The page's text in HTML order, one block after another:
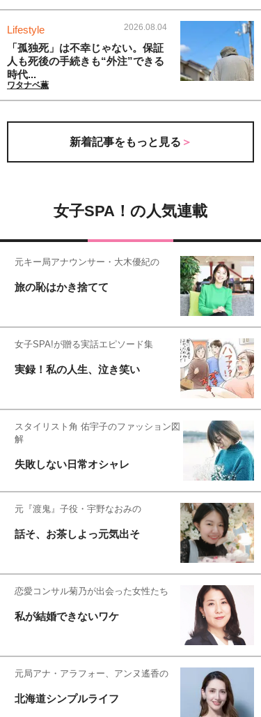
Lifestyle 2026.08.04
「孤独死」は不幸じゃない。保証
人も死後の手続きも“外注”できる
時代...
ワタナベ薫
新着記事をもっと見る
女子SPA！の人気連載
元キー局アナウンサー・大木優紀の
旅の恥はかき捨てて
女子SPA!が贈る実話エピソード集
実録！私の人生、泣き笑い
スタイリスト角 佑宇子のファッション図
解
失敗しない日常オシャレ
元『渡鬼』子役・宇野なおみの
話そ、お茶しよっ元気出そ
恋愛コンサル菊乃が出会った女性たち
私が結婚できないワケ
元局アナ・アラフォー、アンヌ遙香の
北海道シンプルライフ